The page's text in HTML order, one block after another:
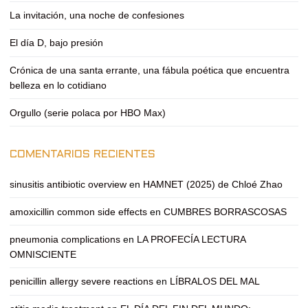
La invitación, una noche de confesiones
El día D, bajo presión
Crónica de una santa errante, una fábula poética que encuentra
belleza en lo cotidiano
Orgullo (serie polaca por HBO Max)
COMENTARIOS RECIENTES
sinusitis antibiotic overview en HAMNET (2025) de Chloé Zhao
amoxicillin common side effects en CUMBRES BORRASCOSAS
pneumonia complications en LA PROFECÍA LECTURA
OMNISCIENTE
penicillin allergy severe reactions en LÍBRALOS DEL MAL